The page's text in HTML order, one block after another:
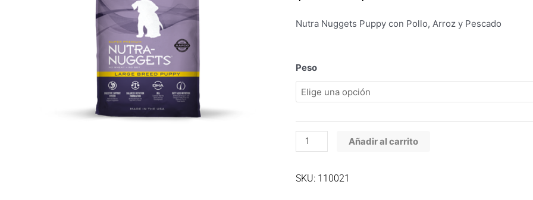
precios:
$312.200
Nutra Nuggets Puppy con Pollo, Arroz y Pescado
Peso
Nutra
Nuggets
Puppy
cantidad
Añadir al carrito
SKU: 110021